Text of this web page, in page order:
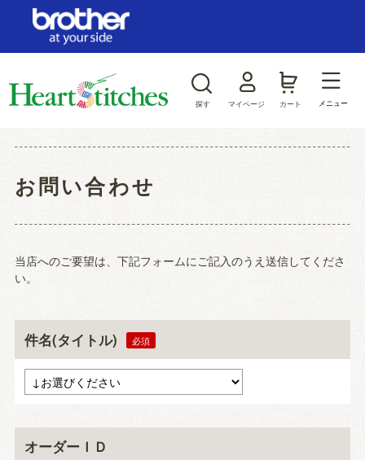
探す マイページ カート メニュー
お問い合わせ
当店へのご要望は、下記フォームにご記入のうえ送信してくださ
い。
件名(タイトル)
オーダーＩＤ
ログイン/新規会員登録
ジャンルから探す